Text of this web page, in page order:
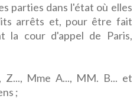
parties dans l'état où elles
arrêts et, pour être fait
la cour d'appel de Paris,
Z..., Mme A..., MM. B... et
;